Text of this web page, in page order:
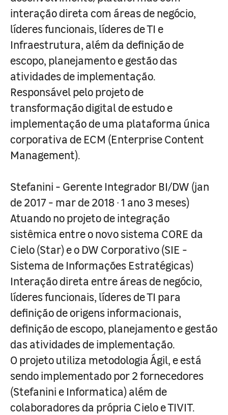
interação direta com áreas de negócio,
líderes funcionais, líderes de TI e
Infraestrutura, além da definição de
escopo, planejamento e gestão das
atividades de implementação.
Responsável pelo projeto de
transformação digital de estudo e
implementação de uma plataforma única
corporativa de ECM (Enterprise Content
Management).
Stefanini - Gerente Integrador BI/DW (jan
de 2017 - mar de 2018 · 1 ano 3 meses)
Atuando no projeto de integração
sistêmica entre o novo sistema CORE da
Cielo (Star) e o DW Corporativo (SIE -
Sistema de Informações Estratégicas)
Interação direta entre áreas de negócio,
líderes funcionais, líderes de TI para
definição de origens informacionais,
definição de escopo, planejamento e gestão
das atividades de implementação.
O projeto utiliza metodologia Ágil, e está
sendo implementado por 2 fornecedores
(Stefanini e Informatica) além de
colaboradores da própria Cielo e TIVIT.